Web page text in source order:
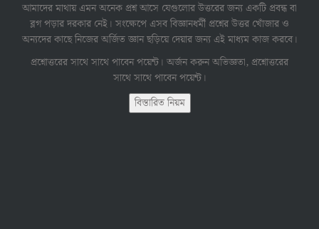
আমাদের মাথায় এমন অনেক প্রশ্ন আসে যেগুলোর উত্তরের জন্য একটি প্রবন্ধ বা
ব্লগ পড়ার দরকার নেই। সংক্ষেপে এসব বিজ্ঞানধর্মী প্রশ্নের উত্তর খোঁজার ও
অন্যদের কাছে নিজের অর্জিত জ্ঞান ছড়িয়ে দেয়ার জন্য এই মাধ্যম কাজ করবে।
প্রশ্নোত্তরের সাথে সাথে পাবেন পয়েন্ট। অর্জন করুন অভিজ্ঞতা, প্রশ্নোত্তরের
সাথে সাথে পাবেন পয়েন্ট।
বিস্তারিত নিয়ম